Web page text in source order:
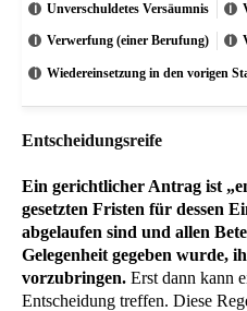
Unverschuldetes Versäumnis
Verwerfung (einer Berufung)
Wiedereinsetzung in den vorigen
Entscheidungsreife
Ein gerichtlicher Antrag ist
gesetzten Fristen für dessen
abgelaufen sind und allen
Gelegenheit gegeben wurde,
vorzubringen. Erst dann kann
Entscheidung treffen. Diese